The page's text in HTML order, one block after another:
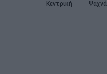
Κεντρική Ψαχνά